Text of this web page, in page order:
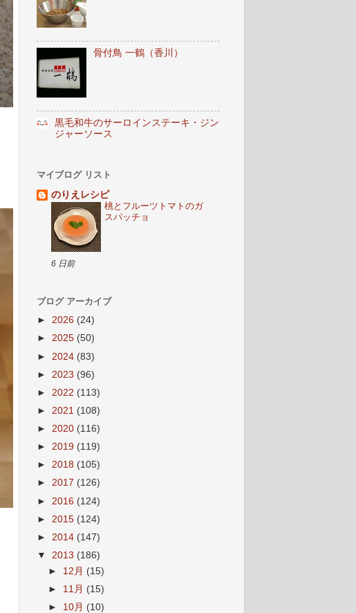
骨付鳥 一鶴（香川）
黒毛和牛のサーロインステーキ・ジン
ジャーソース
マイブログ リスト
のりえレシピ
桃とフルーツトマトのガ
スパッチョ
6 日前
ブログ アーカイブ
► 2026 (24)
► 2025 (50)
► 2024 (83)
► 2023 (96)
► 2022 (113)
► 2021 (108)
► 2020 (116)
► 2019 (119)
► 2018 (105)
► 2017 (126)
► 2016 (124)
► 2015 (124)
► 2014 (147)
▼ 2013 (186)
► 12月 (15)
► 11月 (15)
► 10月 (10)